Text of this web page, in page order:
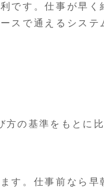
です。仕事が早く
スで通えるシス
の基準をもとに
す。仕事前なら早